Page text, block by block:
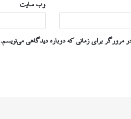
وب‌ سایت
مرورگر برای زمانی که دوباره دیدگاهی می‌نویسم.